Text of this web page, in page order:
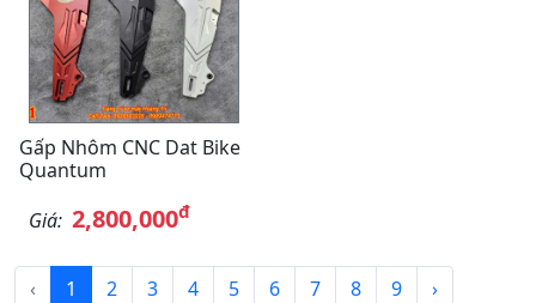
Gấp Nhôm CNC Dat Bike
Quantum
Giá: 2,800,000đ
‹ 1 2 3 4 5 6 7 8 9 ›